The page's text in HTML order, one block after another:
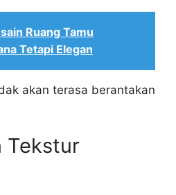
Ruang Tamu
Tetapi Elegan
akan terasa berantakan
Tekstur